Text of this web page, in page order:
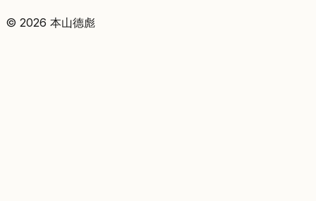
© 2026 本山德彪